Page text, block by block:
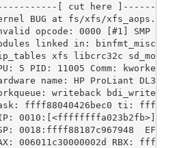
------------[ cut here
BUG at fs/xfs/
opcode: 0000 [#1] SMP
linked in: binfmt_misc
xfs libcrc32c sd_mod
5 PID: 11005 Comm:
name: HP ProLiant
writeback
ffff88040426bec0 ti:
0010:[<ffffffffa023b2fb>]
0018:ffff88187c967948
006011c30000002d RBX: